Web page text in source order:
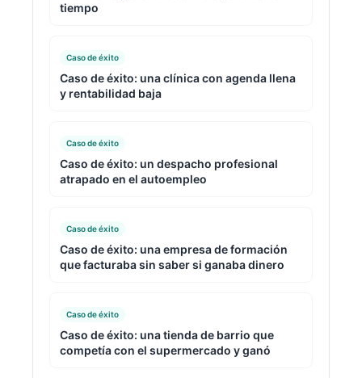
tiempo
Caso de éxito
Caso de éxito: una clínica con agenda llena
y rentabilidad baja
Caso de éxito
Caso de éxito: un despacho profesional
atrapado en el autoempleo
Caso de éxito
Caso de éxito: una empresa de formación
que facturaba sin saber si ganaba dinero
Caso de éxito
Caso de éxito: una tienda de barrio que
competía con el supermercado y ganó